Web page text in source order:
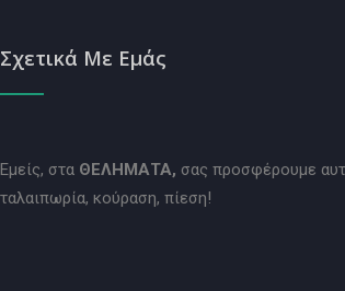
Σχετικά Με Εμάς
Εμείς, στα ΘΕΛΗΜΑΤΑ, σας προσφέρουμε
ταλαιπωρία, κούραση, πίεση!